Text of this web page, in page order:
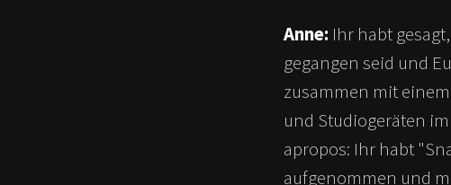
Anne: Ihr habt
gegangen seid und
zusammen mit
und Studiogeräten
apropos: Ihr habt
aufgenommen und